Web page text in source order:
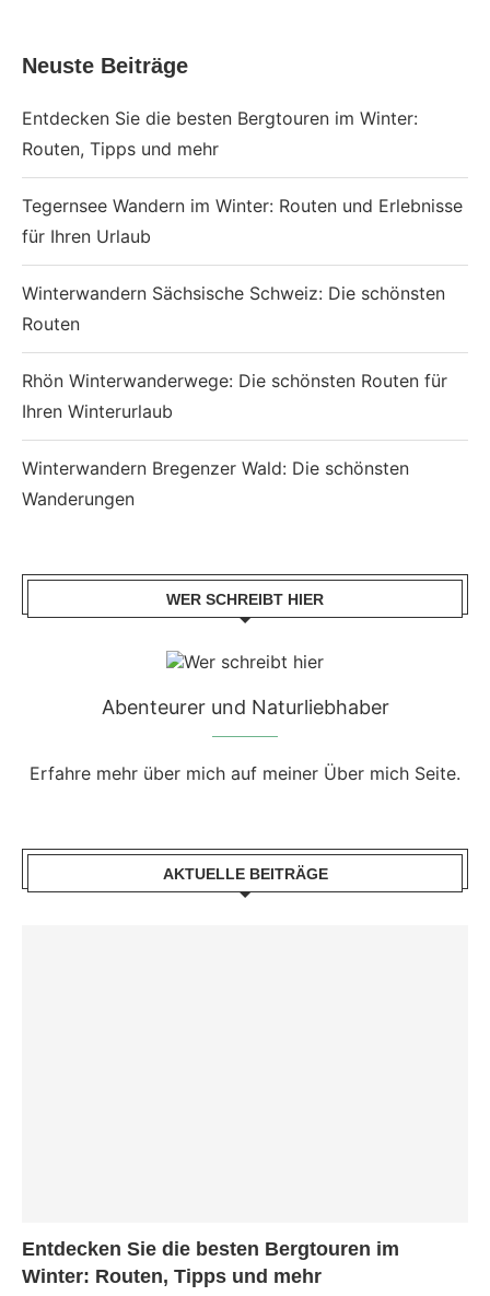
Neuste Beiträge
Entdecken Sie die besten Bergtouren im Winter:
Routen, Tipps und mehr
Tegernsee Wandern im Winter: Routen und Erlebnisse
für Ihren Urlaub
Winterwandern Sächsische Schweiz: Die schönsten
Routen
Rhön Winterwanderwege: Die schönsten Routen für
Ihren Winterurlaub
Winterwandern Bregenzer Wald: Die schönsten
Wanderungen
WER SCHREIBT HIER
Abenteurer und Naturliebhaber
Erfahre mehr über mich auf meiner Über mich Seite.
AKTUELLE BEITRÄGE
Entdecken Sie die besten Bergtouren im
Winter: Routen, Tipps und mehr